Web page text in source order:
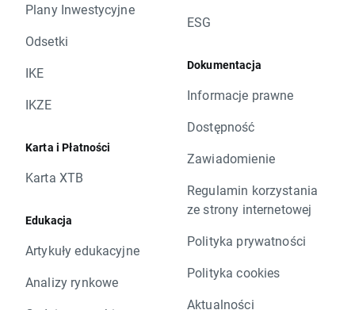
Plany Inwestycyjne
Odsetki
IKE
IKZE
Karta i Płatności
Karta XTB
Edukacja
Artykuły edukacyjne
Analizy rynkowe
ESG
Dokumentacja
Informacje prawne
Dostępność
Zawiadomienie
Regulamin korzystania
ze strony internetowej
Polityka prywatności
Polityka cookies
Aktualności